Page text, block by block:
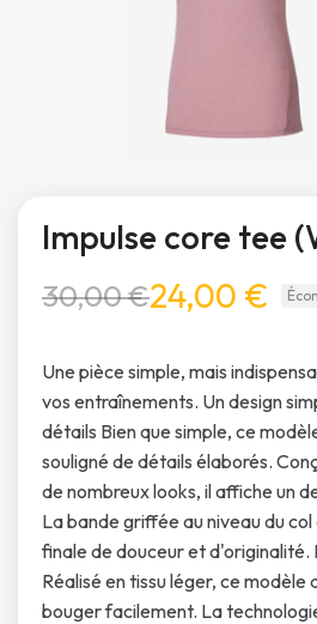
Impulse core tee
30,00 €24,00 €
Une pièce simple, mais
vos entraînements. Un design
détails Bien que simple, ce
souligné de détails élaborés.
de nombreux looks, il affiche un
La bande griffée au niveau du
finale de douceur et d'originalité.
Réalisé en tissu léger, ce modèle
bouger facilement. La